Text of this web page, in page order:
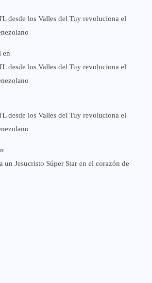
desde los Valles del Tuy revoluciona el
en
desde los Valles del Tuy revoluciona el
desde los Valles del Tuy revoluciona el
un Jesucristo Súper Star en el corazón de